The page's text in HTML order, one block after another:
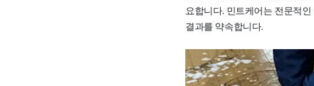
요합니다. 민트케어는 전문적
결과를 약속합니다.